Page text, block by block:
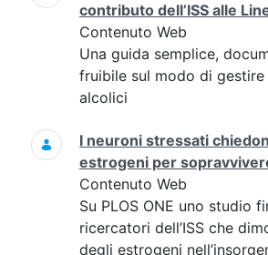
contributo dell’ISS alle
Contenuto Web
Una guida semplice,
fruibile sul modo di
alcolici
I neuroni stressati
estrogeni per
Contenuto Web
Su PLOS ONE uno studio
ricercatori dell’ISS che
degli estrogeni